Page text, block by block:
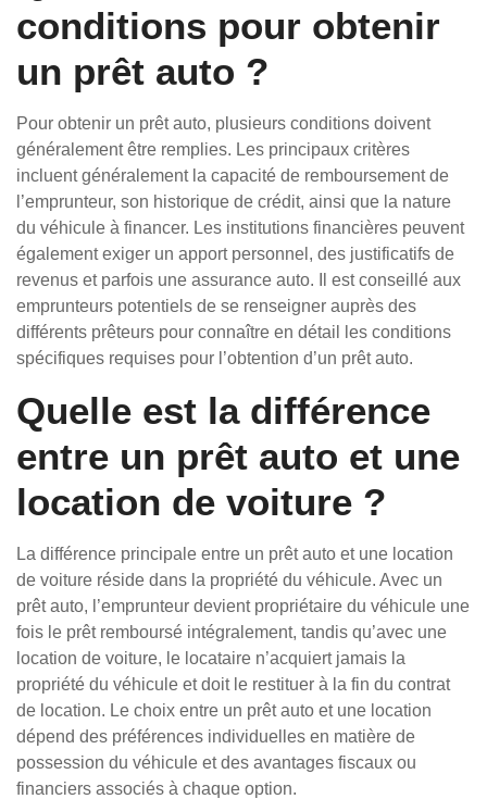
conditions pour obtenir
un prêt auto ?
Pour obtenir un prêt auto, plusieurs conditions doivent
généralement être remplies. Les principaux critères
incluent généralement la capacité de remboursement de
l’emprunteur, son historique de crédit, ainsi que la nature
du véhicule à financer. Les institutions financières peuvent
également exiger un apport personnel, des justificatifs de
revenus et parfois une assurance auto. Il est conseillé aux
emprunteurs potentiels de se renseigner auprès des
différents prêteurs pour connaître en détail les conditions
spécifiques requises pour l’obtention d’un prêt auto.
Quelle est la différence
entre un prêt auto et une
location de voiture ?
La différence principale entre un prêt auto et une location
de voiture réside dans la propriété du véhicule. Avec un
prêt auto, l’emprunteur devient propriétaire du véhicule une
fois le prêt remboursé intégralement, tandis qu’avec une
location de voiture, le locataire n’acquiert jamais la
propriété du véhicule et doit le restituer à la fin du contrat
de location. Le choix entre un prêt auto et une location
dépend des préférences individuelles en matière de
possession du véhicule et des avantages fiscaux ou
financiers associés à chaque option.